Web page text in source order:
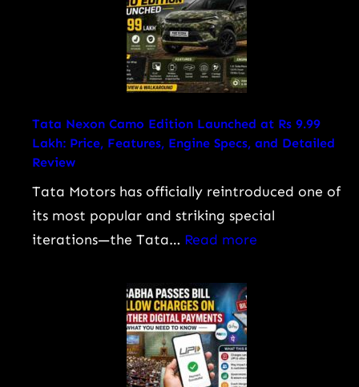
Tata Nexon Camo Edition Launched at Rs 9.99
Lakh: Price, Features, Engine Specs, and Detailed
Review
Tata Motors has officially reintroduced one of
its most popular and striking special
iterations—the Tata… Read more